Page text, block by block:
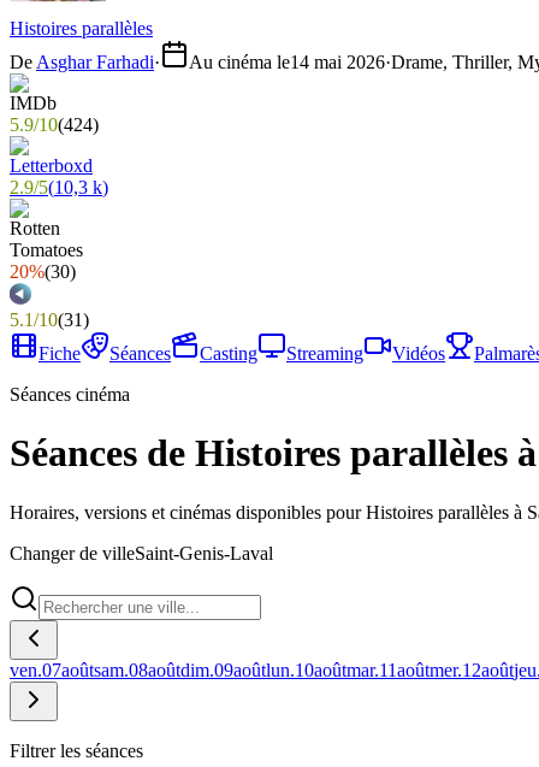
Histoires parallèles
De Asghar Farhadi· Au cinéma le14 mai 2026·Drame, Thriller,
5.9/10(424)
2.9/5(10,3 k)
20%(30)
5.1/10(31)
Fiche
Séances Casting Streaming Vidéos
Séances cinéma
Séances de Histoires parallèles
Horaires, versions et cinémas disponibles pour Histoires parallèles à
Changer de villeSaint-Genis-Laval
ven.07aoûtsam.08aoûtdim.09aoûtlun.10aoûtmar.11aoûtmer.12aoûtjeu.
Filtrer les séances